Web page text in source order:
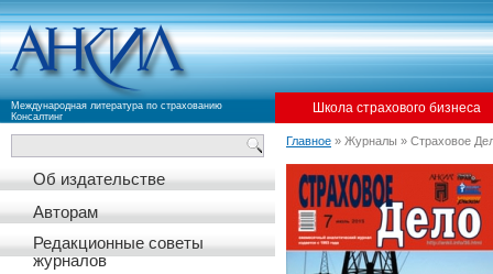
Международная литература по страхованию
Консалтинг
Школа страхового бизнеса
Об издательстве
Авторам
Редакционные советы
журналов
Главное » Журналы » Страховое